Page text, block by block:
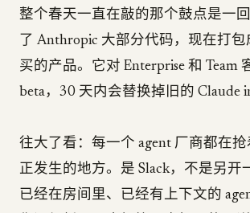
整个春天一直在敲的那个鼓点是一
了 Anthropic 大部分代码，现在打
买的产品。它对 Enterprise 和 Team
beta，30 天内会替换掉旧的 Claude
往大了看：每一个 agent 厂商都在
正发生的地方。是 Slack，不是另开
已经在房间里、已经有上下文的